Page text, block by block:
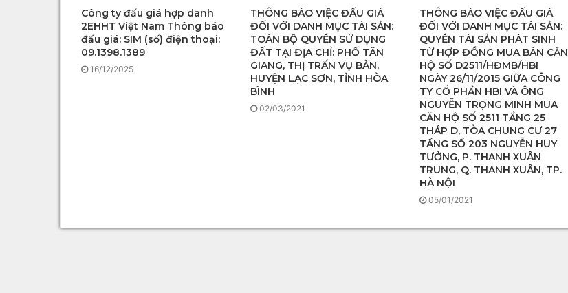
Công ty đấu giá hợp danh
2EHHT Việt Nam Thông báo
đấu giá: SIM (số) điện thoại:
09.1398.1389
16/12/2025
THÔNG BÁO VIỆC ĐẤU GIÁ
ĐỐI VỚI DANH MỤC TÀI SẢN:
TOÀN BỘ QUYỀN SỬ DỤNG
ĐẤT TẠI ĐỊA CHỈ: PHỐ TÂN
GIANG, THỊ TRẤN VỤ BẢN,
HUYỆN LẠC SƠN, TỈNH HÒA
BÌNH
02/03/2021
THÔNG BÁO VIỆC ĐẤU GIÁ
ĐỐI VỚI DANH MỤC TÀI SẢN:
QUYỀN TÀI SẢN PHÁT SINH
TỪ HỢP ĐỒNG MUA BÁN CĂN
HỘ SỐ D2511/HĐMB/HBI
NGÀY 26/11/2015 GIỮA CÔNG
TY CỔ PHẦN HBI VÀ ÔNG
NGUYỄN TRỌNG MINH MUA
CĂN HỘ SỐ 2511 TẦNG 25
THÁP D, TÒA CHUNG CƯ 27
TẦNG SỐ 203 NGUYỄN HUY
TƯỞNG, P. THANH XUÂN
TRUNG, Q. THANH XUÂN, TP.
HÀ NỘI
05/01/2021